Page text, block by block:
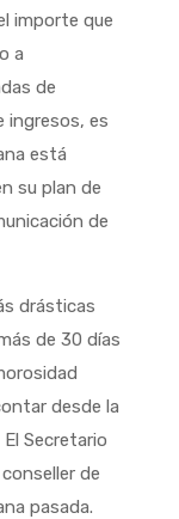
importe que
a
de
ingresos, es
está
su plan de
de
drásticas
de 30 días
desde la
Secretario
de
pasada.